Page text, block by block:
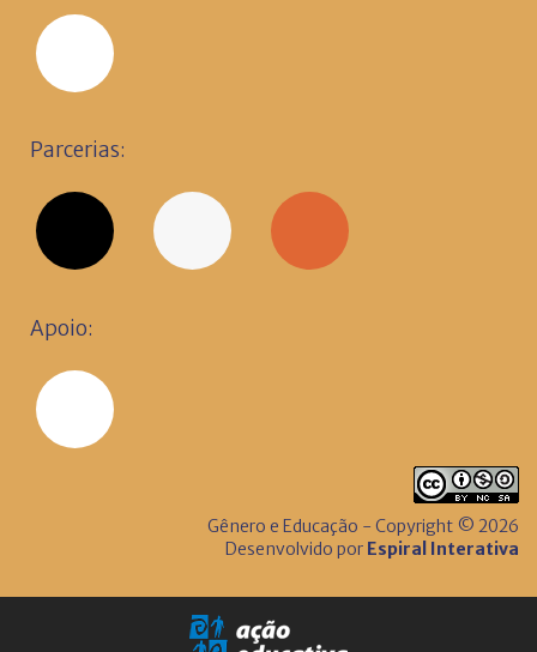
Parcerias:
Apoio:
Gênero e Educação - Copyright © 2026
Desenvolvido por Espiral Interativa